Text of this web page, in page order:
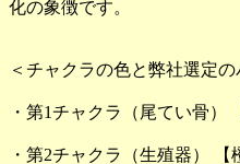
化の象徴です。
＜チャクラの色と弊社選定
・第1チャクラ（尾てい骨）
・第2チャクラ（生殖器）